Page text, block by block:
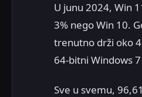
U junu 2024, Win
3% nego Win 10.
trenutno drži oko
64-bitni Windows
Sve u svemu,